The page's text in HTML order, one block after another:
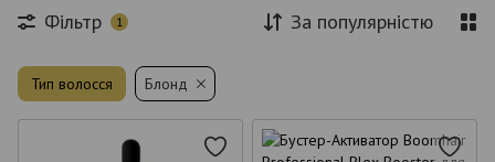
Фільтр 1 За популярністю
Тип волосся Блонд